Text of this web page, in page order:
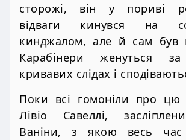
сторожі, він у пориві
відваги кинувся на
кинджалом, але й сам був
Карабінери женуться
кривавих слідах і
Поки всі гомоніли про цю
Лівіо Савеллі,
Ваніни, з якою весь час